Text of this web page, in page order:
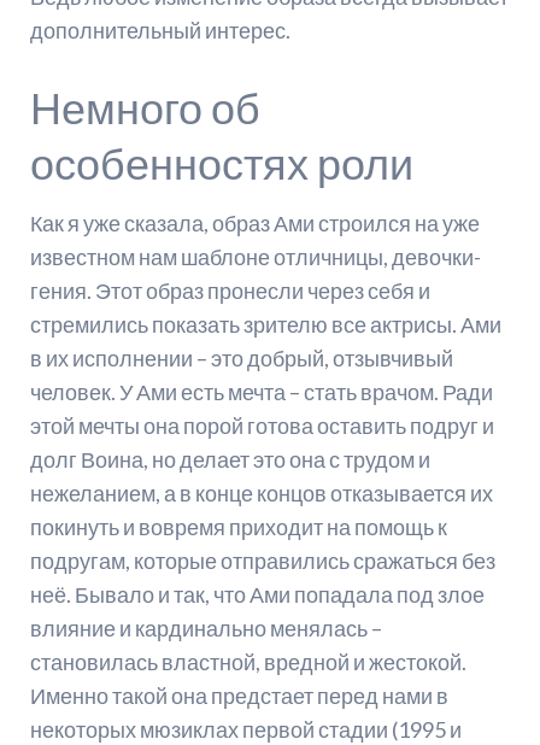
дополнительный интерес.
Немного об
особенностях роли
Как я уже сказала, образ Ами строился на уже
известном нам шаблоне отличницы, девочки-
гения. Этот образ пронесли через себя и
стремились показать зрителю все актрисы. Ами
в их исполнении – это добрый, отзывчивый
человек. У Ами есть мечта – стать врачом. Ради
этой мечты она порой готова оставить подруг и
долг Воина, но делает это она с трудом и
нежеланием, а в конце концов отказывается их
покинуть и вовремя приходит на помощь к
подругам, которые отправились сражаться без
неё. Бывало и так, что Ами попадала под злое
влияние и кардинально менялась –
становилась властной, вредной и жестокой.
Именно такой она предстает перед нами в
некоторых мюзиклах первой стадии (1995 и